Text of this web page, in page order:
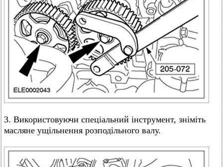
3. Використовуючи спеціальний інструмент, зніміть
масляне ущільнення розподільного валу.